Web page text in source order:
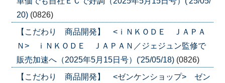
20) (0826)
【こだわり 商品開発】 <ｉＮＫＯＤＥ ＪＡＰＡ
Ｎ> ｉＮＫＯＤＥ ＪＡＰＡＮ／ジェジュン監修で
販売加速へ（2025年5月15日号）('25/05/18) (0826)
【こだわり 商品開発】 <ゼンケンショップ> ゼン